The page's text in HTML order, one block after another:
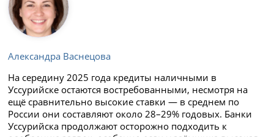
Александра Васнецова
На середину 2025 года кредиты наличными в
Уссурийске остаются востребованными, несмотря на
ещё сравнительно высокие ставки — в среднем по
России они составляют около 28–29% годовых. Банки
Уссурийска продолжают осторожно подходить к